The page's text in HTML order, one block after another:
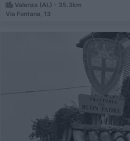
Valenza (AL) - 35.3km
Via Fontana, 13